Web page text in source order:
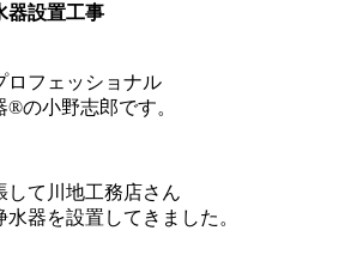
器設置工事
ロフェッショナル
の小野志郎です。
して川地工務店さん
器を設置してきました。